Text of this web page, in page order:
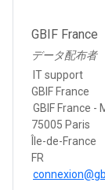
GBIF France
データ配布者
IT support
GBIF France
GBIF France -
75005 Paris
Île-de-France
FR